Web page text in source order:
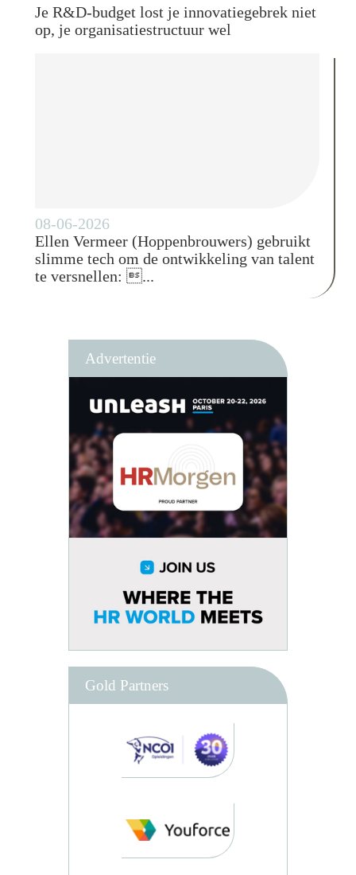
Je R&D-budget lost je innovatiegebrek niet
op, je organisatiestructuur wel
08-06-2026
Ellen Vermeer (Hoppenbrouwers) gebruikt
slimme tech om de ontwikkeling van talent
te versnellen: ...
Advertentie
Gold Partners